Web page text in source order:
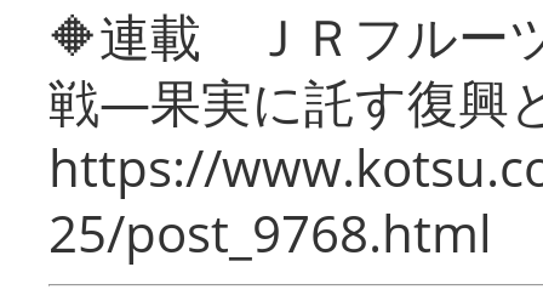
🔶連載 ＪＲフルー
戦―果実に託す復興
https://
25/post_9768.html